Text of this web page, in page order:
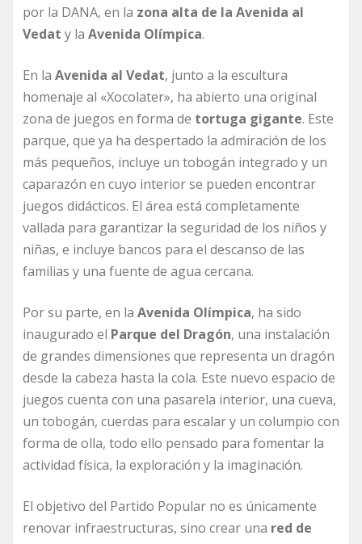
por la DANA, en la zona alta de la Avenida al
Vedat y la Avenida Olímpica.
En la Avenida al Vedat, junto a la escultura
homenaje al «Xocolater», ha abierto una original
zona de juegos en forma de tortuga gigante. Este
parque, que ya ha despertado la admiración de los
más pequeños, incluye un tobogán integrado y un
caparazón en cuyo interior se pueden encontrar
juegos didácticos. El área está completamente
vallada para garantizar la seguridad de los niños y
niñas, e incluye bancos para el descanso de las
familias y una fuente de agua cercana.
Por su parte, en la Avenida Olímpica, ha sido
inaugurado el Parque del Dragón, una instalación
de grandes dimensiones que representa un dragón
desde la cabeza hasta la cola. Este nuevo espacio de
juegos cuenta con una pasarela interior, una cueva,
un tobogán, cuerdas para escalar y un columpio con
forma de olla, todo ello pensado para fomentar la
actividad física, la exploración y la imaginación.
El objetivo del Partido Popular no es únicamente
renovar infraestructuras, sino crear una red de